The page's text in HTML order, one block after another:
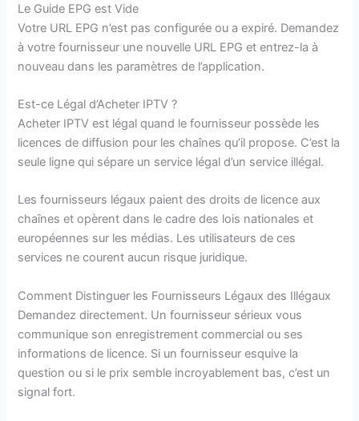
Le Guide EPG est Vide
Votre URL EPG n’est pas configurée ou a expiré. Demandez
à votre fournisseur une nouvelle URL EPG et entrez-la à
nouveau dans les paramètres de l’application.
Est-ce Légal d’Acheter IPTV ?
Acheter IPTV est légal quand le fournisseur possède les
licences de diffusion pour les chaînes qu’il propose. C’est la
seule ligne qui sépare un service légal d’un service illégal.
Les fournisseurs légaux paient des droits de licence aux
chaînes et opèrent dans le cadre des lois nationales et
européennes sur les médias. Les utilisateurs de ces
services ne courent aucun risque juridique.
Comment Distinguer les Fournisseurs Légaux des Illégaux
Demandez directement. Un fournisseur sérieux vous
communique son enregistrement commercial ou ses
informations de licence. Si un fournisseur esquive la
question ou si le prix semble incroyablement bas, c’est un
signal fort.